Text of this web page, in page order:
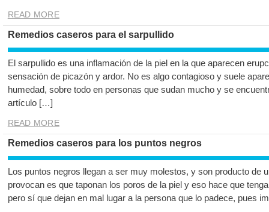
READ MORE
Remedios caseros para el sarpullido
El sarpullido es una inflamación de la piel en la que aparecen
sensación de picazón y ardor. No es algo contagioso y suele
humedad, sobre todo en personas que sudan mucho y se
artículo […]
READ MORE
Remedios caseros para los puntos negros
Los puntos negros llegan a ser muy molestos, y son producto de
provocan es que taponan los poros de la piel y eso hace que
pero sí que dejan en mal lugar a la persona que lo padece, pues